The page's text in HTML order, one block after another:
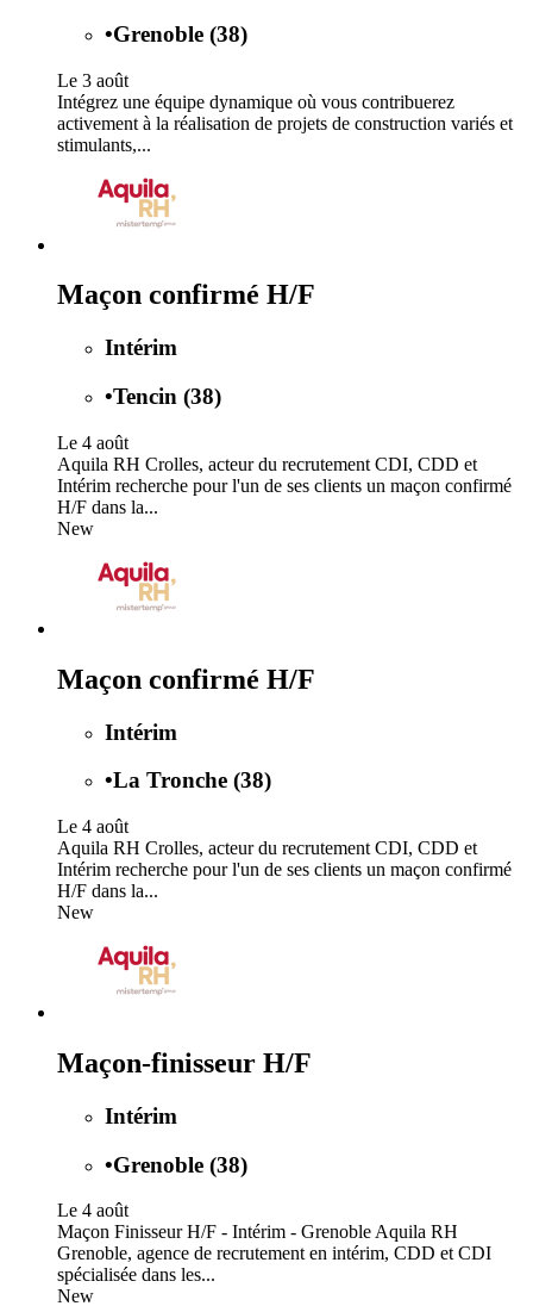
•Grenoble (38)
Le 3 août
Intégrez une équipe dynamique où vous contribuerez
activement à la réalisation de projets de construction variés et
stimulants,...
Maçon confirmé H/F
Intérim
•Tencin (38)
Le 4 août
Aquila RH Crolles, acteur du recrutement CDI, CDD et
Intérim recherche pour l'un de ses clients un maçon confirmé
H/F dans la...
New
Maçon confirmé H/F
Intérim
•La Tronche (38)
Le 4 août
Aquila RH Crolles, acteur du recrutement CDI, CDD et
Intérim recherche pour l'un de ses clients un maçon confirmé
H/F dans la...
New
Maçon-finisseur H/F
Intérim
•Grenoble (38)
Le 4 août
Maçon Finisseur H/F - Intérim - Grenoble Aquila RH
Grenoble, agence de recrutement en intérim, CDD et CDI
spécialisée dans les...
New